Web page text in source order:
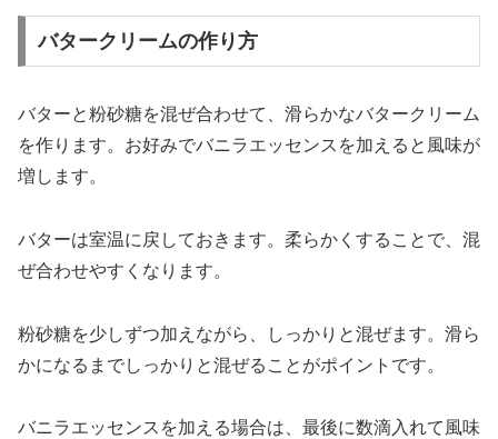
バタークリームの作り方
バターと粉砂糖を混ぜ合わせて、滑らかなバタークリーム
を作ります。お好みでバニラエッセンスを加えると風味が
増します。
バターは室温に戻しておきます。柔らかくすることで、混
ぜ合わせやすくなります。
粉砂糖を少しずつ加えながら、しっかりと混ぜます。滑ら
かになるまでしっかりと混ぜることがポイントです。
バニラエッセンスを加える場合は、最後に数滴入れて風味